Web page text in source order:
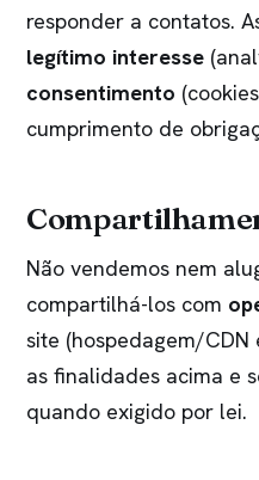
responder a contatos.
legítimo interesse
consentimento
cumprimento de
Não vendemos nem
compartilhá-los com
site (hospedagem/CDN
as finalidades acima e
quando exigido por lei.